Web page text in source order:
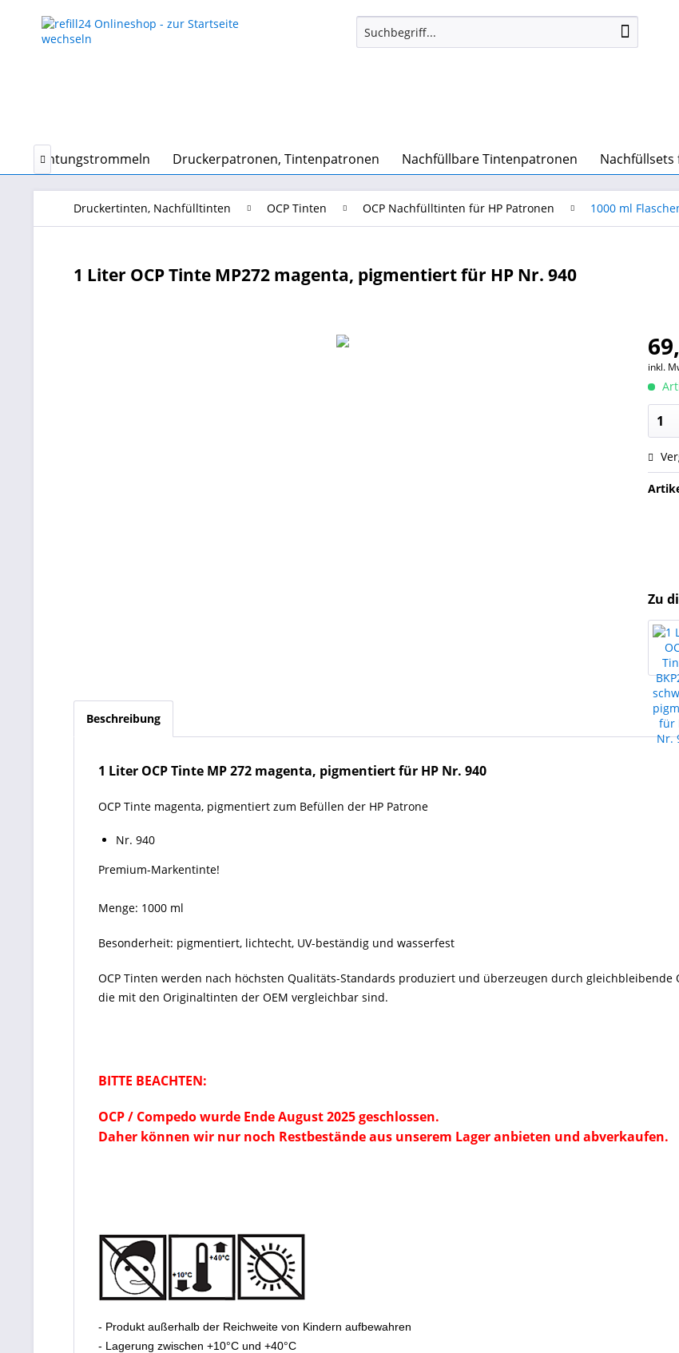
Belichtungstrommeln Druckerpatronen, Tintenpatronen Nachfüllbare Tintenpatronen

Druckertinten, Nachfülltinten OCP Tinten OCP Nachfülltinten für HP Patronen 1000 ml
1 Liter OCP Tinte MP272 magenta, pigmentiert für HP Nr. 940
inkl.
Zu
Beschreibung
1 Liter OCP Tinte MP 272 magenta, pigmentiert für HP Nr. 940
OCP Tinte magenta, pigmentiert zum Befüllen der HP Patrone
Nr. 940
Premium-Markentinte!
Menge: 1000 ml
Besonderheit: pigmentiert, lichtecht, UV-beständig und wasserfest
OCP Tinten werden nach höchsten Qualitäts-Standards produziert und überzeugen durch gleichbleibende
die mit den Originaltinten der OEM vergleichbar sind.
BITTE BEACHTEN:
OCP / Compedo wurde Ende August 2025 geschlossen.
Daher können wir nur noch Restbestände aus unserem Lager anbieten und abverkaufen.
- Produkt außerhalb der Reichweite von Kindern aufbewahren
- Lagerung zwischen +10°C und +40°C